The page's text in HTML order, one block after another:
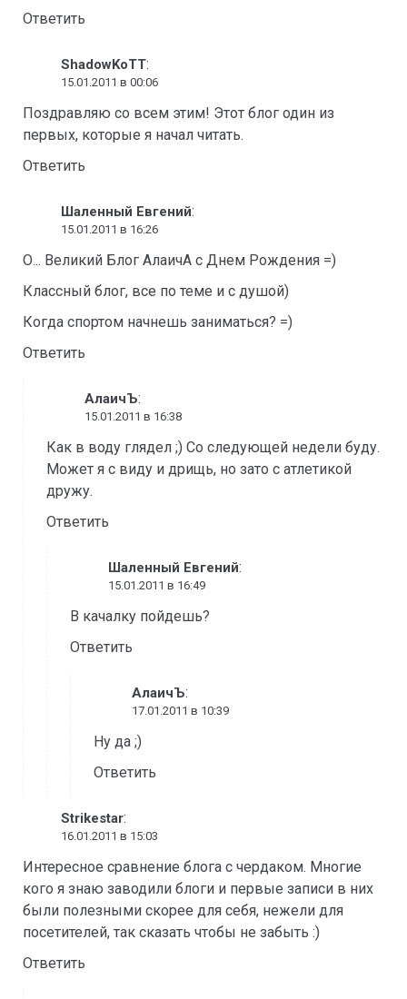
Ответить
ShadowKoTT:
15.01.2011 в 00:06
Поздравляю со всем этим! Этот блог один из
первых, которые я начал читать.
Ответить
Шаленный Евгений:
15.01.2011 в 16:26
О... Великий Блог АлаичА с Днем Рождения =)
Классный блог, все по теме и с душой)
Когда спортом начнешь заниматься? =)
Ответить
АлаичЪ:
15.01.2011 в 16:38
Как в воду глядел ;) Со следующей недели буду.
Может я с виду и дрищь, но зато с атлетикой
дружу.
Ответить
Шаленный Евгений:
15.01.2011 в 16:49
В качалку пойдешь?
Ответить
АлаичЪ:
17.01.2011 в 10:39
Ну да ;)
Ответить
Strikestar:
16.01.2011 в 15:03
Интересное сравнение блога с чердаком. Многие
кого я знаю заводили блоги и первые записи в них
были полезными скорее для себя, нежели для
посетителей, так сказать чтобы не забыть :)
Ответить